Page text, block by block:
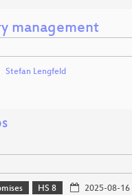
management
Stefan Lengfeld
HS 8 2025-08-16